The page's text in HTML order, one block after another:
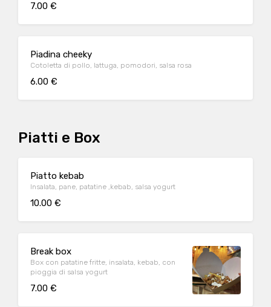
7.00 €
Piadina cheeky
Cotoletta di pollo, lattuga, pomodori, salsa rosa
6.00 €
Piatti e Box
Piatto kebab
Insalata, pane, patatine ,kebab, salsa yogurt
10.00 €
Break box
Box con patatine fritte, insalata, kebab, con
pioggia di salsa yogurt
7.00 €